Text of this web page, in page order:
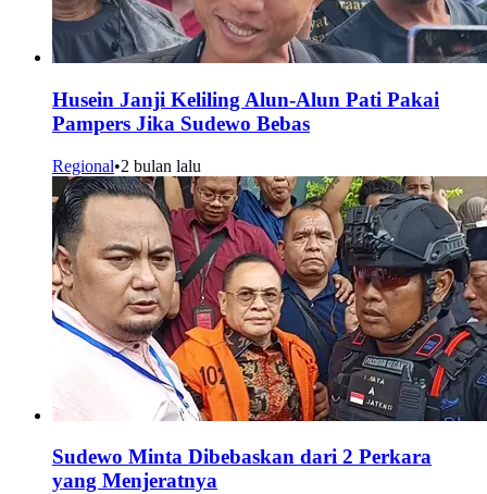
Husein Janji Keliling Alun-Alun Pati Pakai
Pampers Jika Sudewo Bebas
Regional•2 bulan lalu
Sudewo Minta Dibebaskan dari 2 Perkara
yang Menjeratnya